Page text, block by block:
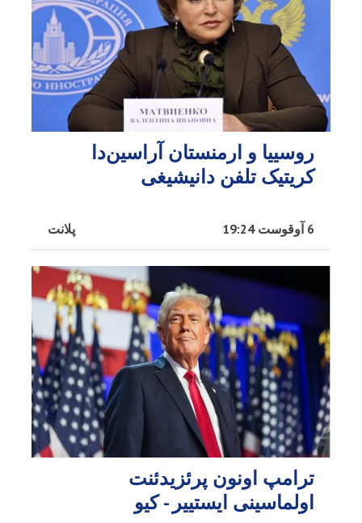
روسییا و ارمنستان آراسین‌دا
کریتیک تلفن دانیشیغی
پلانت 6 آوقوست 19:24
ترامپ اونون پرئزیدئنت
اولماسینی ایستییر - کیو